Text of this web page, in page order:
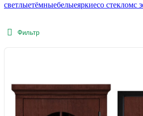
светлыетёмныебелыеяркиесо стекломс
Фильтр